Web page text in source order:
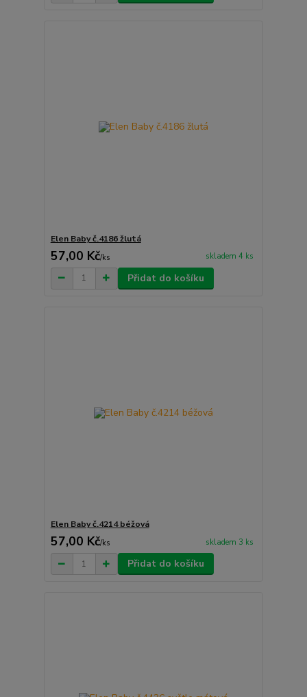
Elen Baby č.4186 žlutá
57,00 Kč/ks skladem 4 ks
Přidat do košíku
Elen Baby č.4214 béžová
57,00 Kč/ks skladem 3 ks
Přidat do košíku